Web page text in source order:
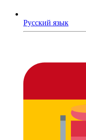
Русский язык